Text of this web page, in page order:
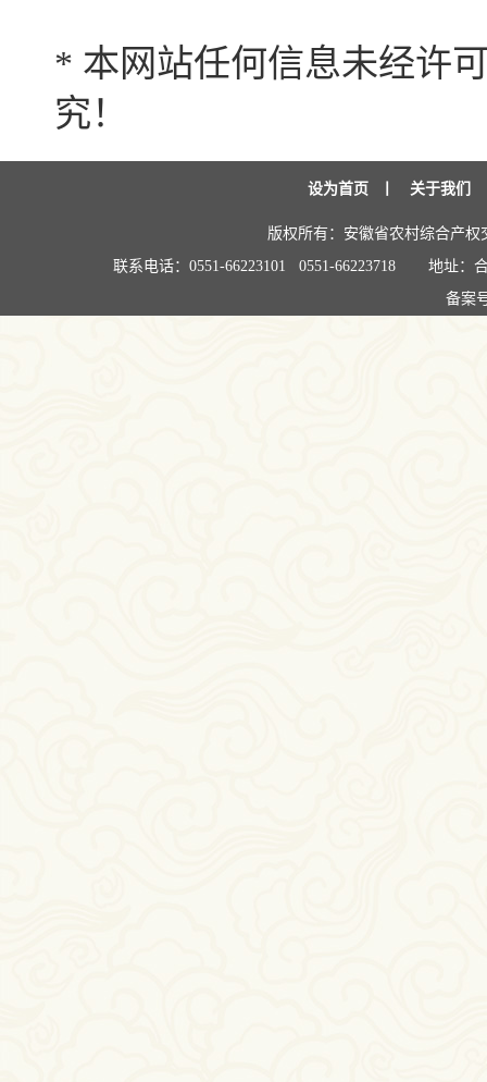
* 本网站任何信息未经许
究！
设为首页 关于我们
版权所有：安徽省农村综合产权
联系电话：0551-66223101 0551-66223718
地址：
备案